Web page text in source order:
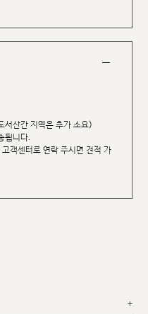
서산간 지역은 추가 소요)
됩니다.
객센터로 연락 주시면 견적 가